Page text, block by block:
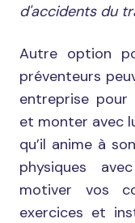
d'accidents du
Autre option
préventeurs
entreprise
et monter avec
qu’il anime à
physiques
motiver vos
exercices et